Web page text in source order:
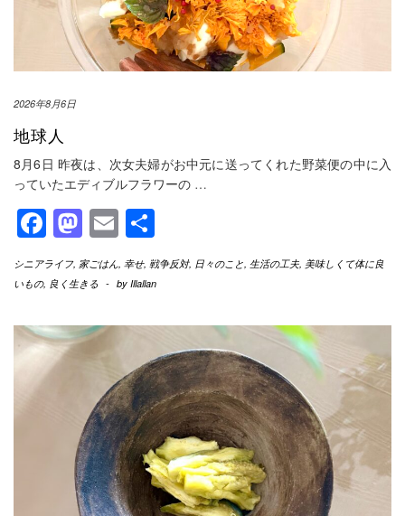
2026年8月6日
地球人
8月6日 昨夜は、次女夫婦がお中元に送ってくれた野菜便の中に入
っていたエディブルフラワーの …
Facebook
Mastodon
Email
有
シニアライフ, 家ごはん, 幸せ, 戦争反対, 日々のこと, 生活の工夫, 美味しくて体に良
いもの, 良く生きる - by Illallan